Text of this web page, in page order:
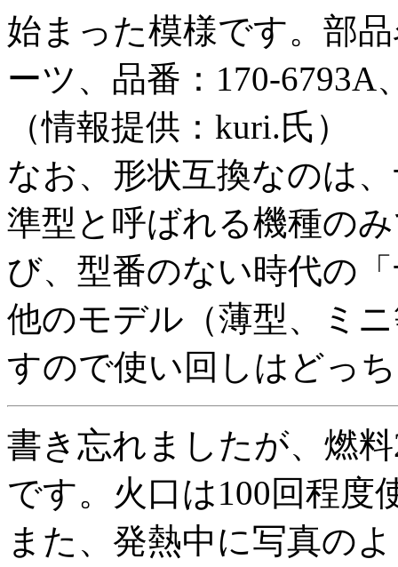
始まった模様です。部
ーツ、品番：170-6793A
（情報提供：kuri.氏）
なお、形状互換なのは
準型と呼ばれる機種の
び、型番のない時代の
他のモデル（薄型、ミ
すので使い回しはどっ
書き忘れましたが、燃
です。火口は100回程度
また、発熱中に写真の